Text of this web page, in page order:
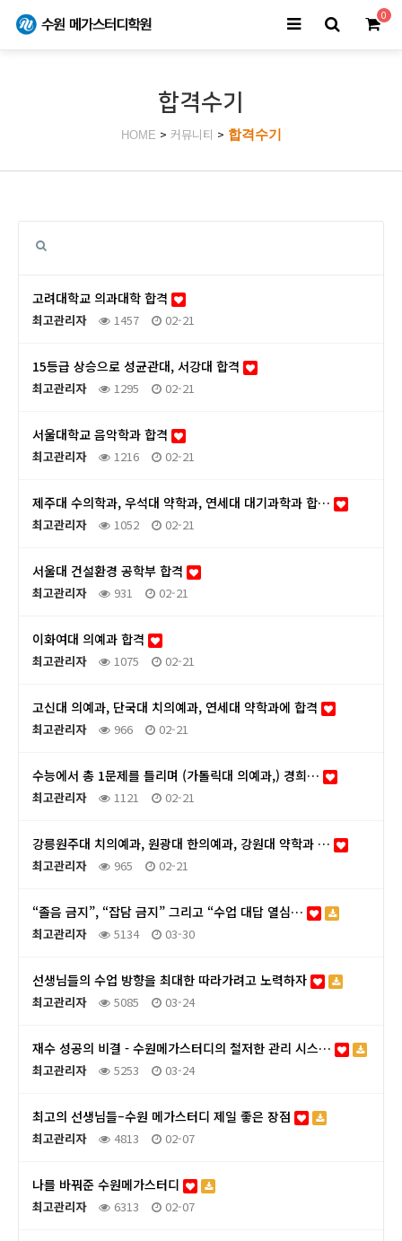
0
합격수기
HOME > 커뮤니티 > 합격수기
고려대학교 의과대학 합격
최고관리자 1457 02-21
15등급 상승으로 성균관대, 서강대 합격
최고관리자 1295 02-21
서울대학교 음악학과 합격
최고관리자 1216 02-21
제주대 수의학과, 우석대 약학과, 연세대 대기과학과 합…
최고관리자 1052 02-21
서울대 건설환경 공학부 합격
최고관리자 931 02-21
이화여대 의예과 합격
최고관리자 1075 02-21
고신대 의예과, 단국대 치의예과, 연세대 약학과에 합격
최고관리자 966 02-21
수능에서 총 1문제를 틀리며 (가톨릭대 의예과,) 경희…
최고관리자 1121 02-21
강릉원주대 치의예과, 원광대 한의예과, 강원대 약학과 …
최고관리자 965 02-21
“졸음 금지”, “잡담 금지” 그리고 “수업 대답 열심…
최고관리자 5134 03-30
선생님들의 수업 방향을 최대한 따라가려고 노력하자
최고관리자 5085 03-24
재수 성공의 비결 - 수원메가스터디의 철저한 관리 시스…
최고관리자 5253 03-24
최고의 선생님들–수원 메가스터디 제일 좋은 장점
최고관리자 4813 02-07
나를 바꿔준 수원메가스터디
최고관리자 6313 02-07